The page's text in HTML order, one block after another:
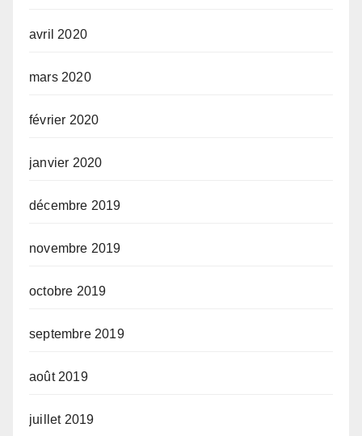
avril 2020
mars 2020
février 2020
janvier 2020
décembre 2019
novembre 2019
octobre 2019
septembre 2019
août 2019
juillet 2019